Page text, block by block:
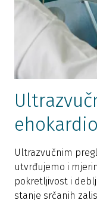
Ultrazvučnim
utvrđujemo i
pokretljivost i
stanje srčanih